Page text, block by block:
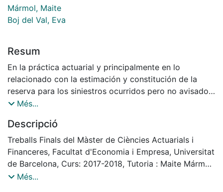
Mármol, Maite
Boj del Val, Eva
Resum
En la práctica actuarial y principalmente en lo
relacionado con la estimación y constitución de la
reserva para los siniestros ocurridos pero no avisados
(IBNR - Incurred But Not Reported) es muy usual el
que permiten determinar los factores de desarrollo
para la obtención del coste último de los siniestros.
Sin embargo, resulta de mayor utilidad para el gestor
de riesgos dentro de su proceso de monitoreo de los
niveles de siniestralidad, tener la estimación del IBNR a
Més...
Descripció
Treballs Finals del Màster de Ciències Actuarials i
Financeres, Facultat d'Economia i Empresa, Universitat
de Barcelona, Curs: 2017-2018, Tutoria : Maite Mármol
i Eva Boj
Més...